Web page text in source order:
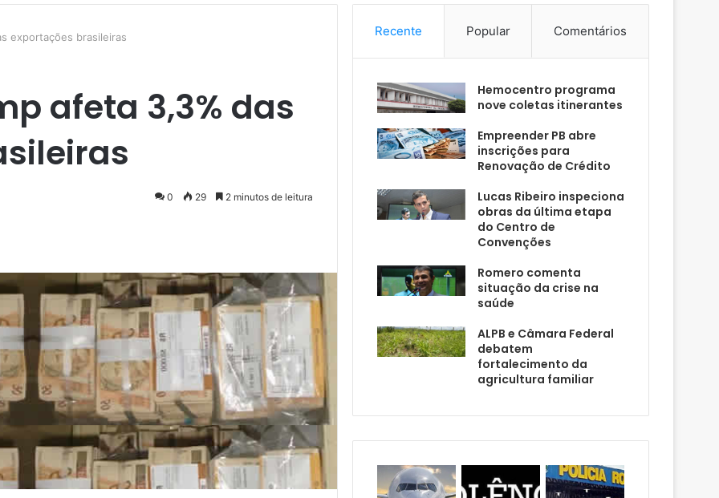
exportações brasileiras
afeta 3,3% das
0 29 2 minutos de leitura
Recente Popular Comentários
Hemocentro programa
nove coletas itinerantes
Empreender PB abre
inscrições para
Renovação de Crédito
Lucas Ribeiro inspeciona
obras da última etapa
do Centro de
Convenções
Romero comenta
situação da crise na
saúde
ALPB e Câmara Federal
debatem
fortalecimento da
agricultura familiar